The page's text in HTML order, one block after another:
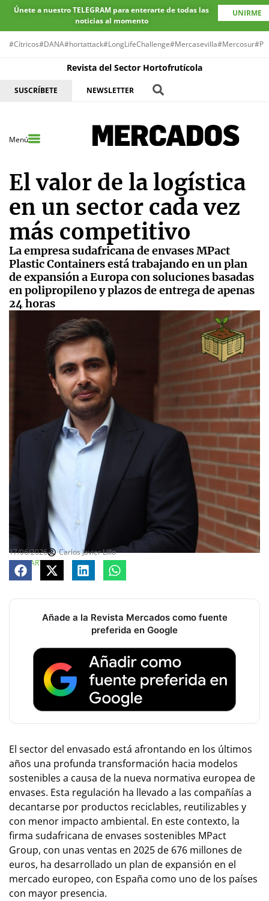
Únete a nuestro TELEGRAM para enterarte de todas las
noticias al momento
UNIRME
#Cítricos#DANA#hortattack#LongLifeChallenge#Mercasevilla#Mercosur
Revista del Sector Hortofrutícola
SUSCRÍBETE NEWSLETTER
Menú
El valor de la logística
en un sector cada vez
más competitivo
La empresa sudafricana de envases MPact
Plastic Containers está trabajando en un plan
de expansión a Europa con soluciones basadas
en polipropileno y plazos de entrega de apenas
24 horas
17/06/2026
Carlos Javier Lillo
COMPARTE
Añade a la Revista Mercados como fuente
preferida en Google
El sector del envasado está afrontando en los últimos
años una profunda transformación hacia modelos
sostenibles a causa de la nueva normativa europea de
envases. Esta regulación ha llevado a las compañías a
decantarse por productos reciclables, reutilizables y
con menor impacto ambiental. En este contexto, la
firma sudafricana de envases sostenibles MPact
Group, con unas ventas en 2025 de 676 millones de
euros, ha desarrollado un plan de expansión en el
mercado europeo, con España como uno de los países
con mayor presencia.